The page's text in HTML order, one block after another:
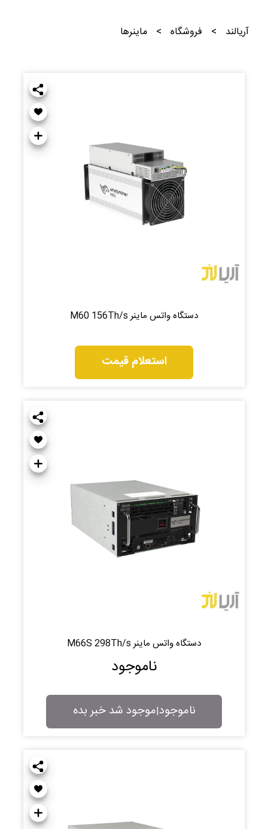
آریالند > فروشگاه > ماینرها
دستگاه واتس ماینر M60 156Th/s
استعلام قیمت
دستگاه واتس ماینر M66S 298Th/s
ناموجود
ناموجود|موجود شد خبر بده